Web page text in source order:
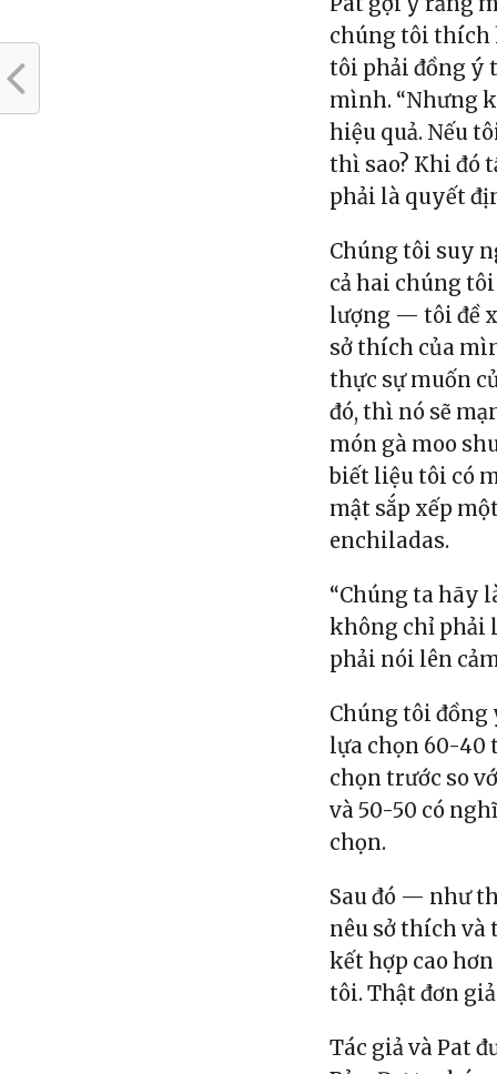
chúng tôi thích
tôi phải đồng ý
mình. “Nhưng
hiệu quả. Nếu
thì sao? Khi đó
phải là quyết
Chúng tôi suy
cả hai chúng
lượng — tôi đề
sở thích của
thực sự muốn
đó, thì nó sẽ
món gà moo
biết liệu tôi có
mật sắp xếp
enchiladas.
“Chúng ta hãy
không chỉ phải
phải nói lên
Chúng tôi đồng
lựa chọn 60-40
chọn trước so
và 50-50 có
chọn.
Sau đó — như
nêu sở thích và
kết hợp cao
tôi. Thật đơn
Tác giả và Pat